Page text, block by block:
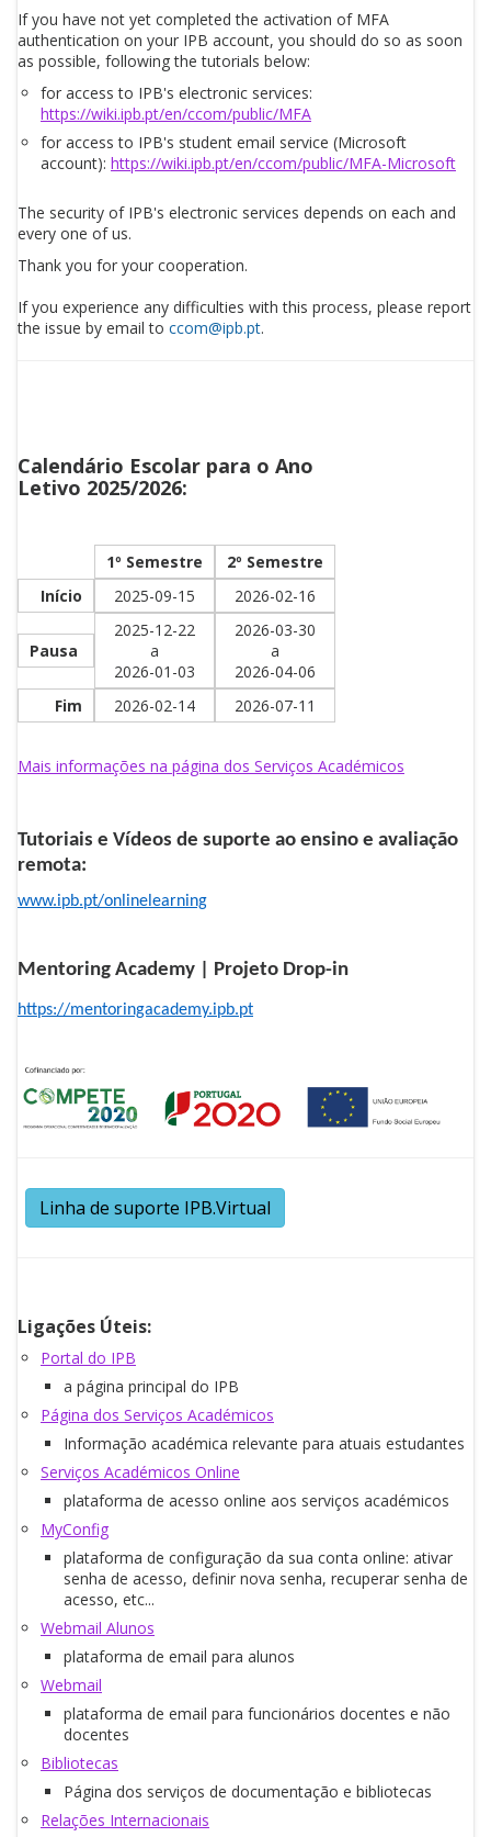
If you have not yet completed the activation of MFA
authentication on your IPB account, you should do so as soon
as possible, following the tutorials below:
for access to IPB's electronic services:
https://wiki.ipb.pt/en/ccom/public/MFA
for access to IPB's student email service (Microsoft
account): https://wiki.ipb.pt/en/ccom/public/MFA-Microsoft
The security of IPB's electronic services depends on each and
every one of us.
Thank you for your cooperation.
If you experience any difficulties with this process, please report
the issue by email to ccom@ipb.pt.
Calendário Escolar para o Ano
Letivo 2025/2026:
1º Semestre
2º Semestre
Início
2025-09-15 2026-02-16
Pausa
2025-12-22
a
2026-01-03
2026-03-30
a
2026-04-06
Fim
2026-02-14 2026-07-11
Mais informações na página dos Serviços Académicos
Tutoriais e Vídeos de suporte ao ensino e avaliação
remota:
www.ipb.pt/onlinelearning
Mentoring Academy | Projeto Drop-in
https://mentoringacademy.ipb.pt
Linha de suporte IPB.Virtual
Ligações Úteis:
Portal do IPB
a página principal do IPB
Página dos Serviços Académicos
Informação académica relevante para atuais estudantes
Serviços Académicos Online
plataforma de acesso online aos serviços académicos
MyConfig
plataforma de configuração da sua conta online: ativar
senha de acesso, definir nova senha, recuperar senha de
acesso, etc...
Webmail Alunos
plataforma de email para alunos
Webmail
plataforma de email para funcionários docentes e não
docentes
Bibliotecas
Página dos serviços de documentação e bibliotecas
Relações Internacionais